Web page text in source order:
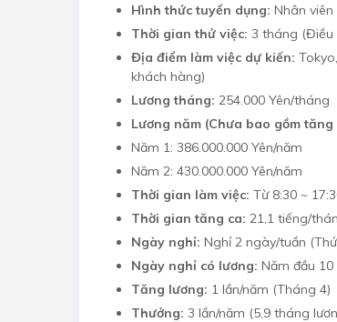
Hình thức tuyển dụng: Nhân
Thời gian thử việc: 3 tháng (Điều
Địa điểm làm việc dự kiến:
khách hàng)
Lương tháng: 254.000 Yên/tháng
Lương năm (Chưa bao gồm tăng
Năm 1: 386.000.000 Yên/năm
Năm 2: 430.000.000 Yên/năm
Thời gian làm việc: Từ 8:30 ~
Thời gian tăng ca: 21,1 tiếng/
Ngày nghỉ: Nghỉ 2 ngày/tuần
Ngày nghỉ có lương: Năm đầu
Tăng lương: 1 lần/năm (Tháng 4)
Thưởng: 3 lần/năm (5,9 tháng